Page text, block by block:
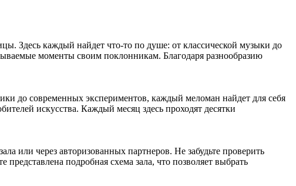
Здесь каждый найдет что-то по душе: от классической музыки до
моменты своим поклонникам. Благодаря разнообразию
до современных экспериментов, каждый меломан найдет для себя
искусства. Каждый месяц здесь проходят десятки
через авторизованных партнеров. Не забудьте проверить
подробная схема зала, что позволяет выбрать